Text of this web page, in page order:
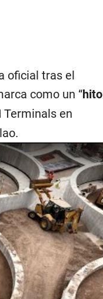
oficial tras el
como un “hito
Terminals en